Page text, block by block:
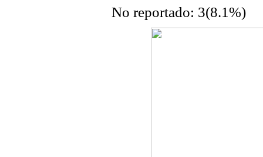
No reportado: 3(8.1%)